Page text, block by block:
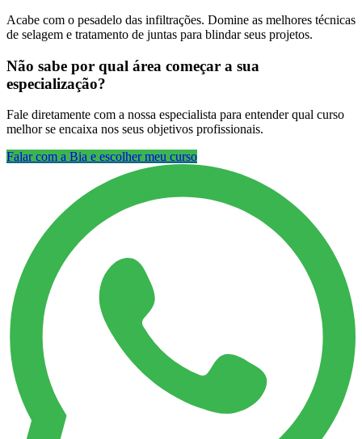
Acabe com o pesadelo das infiltrações. Domine as melhores técnicas
de selagem e tratamento de juntas para blindar seus projetos.
Não sabe por qual área começar a sua
especialização?
Fale diretamente com a nossa especialista para entender qual curso
melhor se encaixa nos seus objetivos profissionais.
Falar com a Bia e escolher meu curso